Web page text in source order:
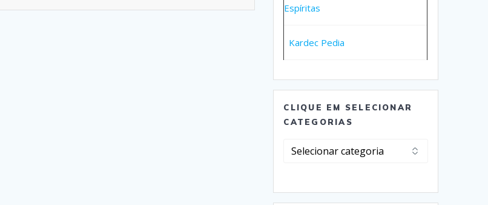
Espíritas
Kardec Pedia
CLIQUE EM SELECIONAR
CATEGORIAS
Clique